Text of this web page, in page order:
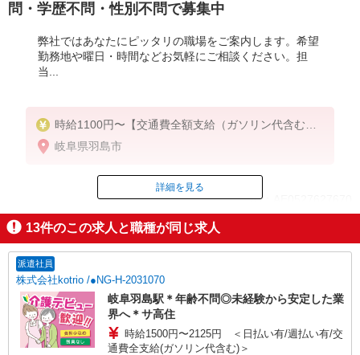
問・学歴不問・性別不問で募集中
弊社ではあなたにピッタリの職場をご案内します。希望
勤務地や曜日・時間などお気軽にご相談ください。担
当...
時給1100円〜【交通費全額支給（ガソリン代含む）
＋日払い可能】
岐阜県羽島市
ID：AE0527627670
掲載期間終了
詳細を見る
13件のこの求人と職種が同じ求人
派遣社員
株式会社kotrio /●NG-H-2031070
岐阜羽島駅＊年齢不問◎未経験から安定した業
界へ＊サ高住
時給1500円〜2125円 ＜日払い有/週払い有/交
通費全支給(ガソリン代含む)＞